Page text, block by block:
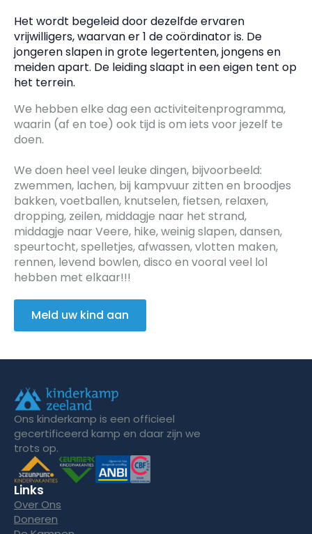
Het wordt begeleid door dezelfde ervaren
vrijwilligers, waarvan er 1 de coördinator is. De
jongeren slapen in grote legertenten, jongens en
meiden apart. De leiding slaapt in een eigen tent op
het terrein.
We hebben elke dag een activiteitenprogramma,
waarin (af en toe) ook tijd is om iets voor jezelf te
doen.
We doen heel veel leuke dingen, bijvoorbeeld:
zwemmen, lachen, bij kampvuur zitten en broodjes
bakken, voetballen, knutselen, fietsen, relaxen,
dropping, zeilen, middagje naar het strand,
middagje naar Veere, hike, weinig slapen, dansen,
speurtocht, spelletjes, afwassen, vlotten maken,
rennen, levend bowlen, disco en vooral veel lol
hebben met elkaar!!!
Meld uw kind aan
Ons kinderkamp is een officieel
gecertificeerd kamp en daar zijn we
trots op.
Links
Over Ons
Doneren